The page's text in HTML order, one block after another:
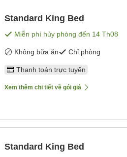
Standard King Bed
Miễn phí hủy phòng đến 14 Th08
Không bữa ăn Chỉ phòng
Thanh toán trực tuyến
Xem thêm chi tiết về gói giá
Standard King Bed